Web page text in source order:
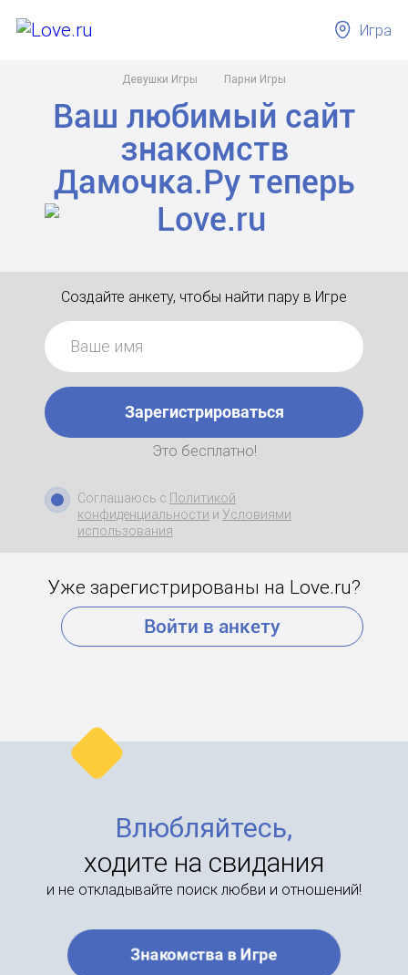
Девушки Игры Парни Игры
Игра
Ваш любимый сайт
знакомств
Дамочка.Рутеперь
Создайте анкету, чтобы найти пару в Игре
Зарегистрироваться
Это бесплатно!
Соглашаюсь с Политикой
конфиденциальности и Условиями
использования
Уже зарегистрированы на Love.ru?
Войти в анкету
Влюбляйтесь,
ходите на свидания
и не откладывайте поиск любви и отношений!
Знакомства в Игре